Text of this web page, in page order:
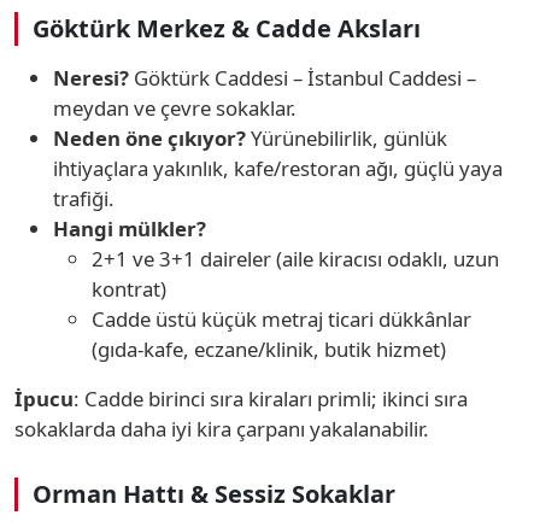
Göktürk Merkez & Cadde Aksları
Neresi? Göktürk Caddesi – İstanbul Caddesi –
meydan ve çevre sokaklar.
Neden öne çıkıyor?Yürünebilirlik, günlük
ihtiyaçlara yakınlık, kafe/restoran ağı, güçlü yaya
trafiği.
Hangi mülkler?
2+1 ve 3+1 daireler (aile kiracısı odaklı, uzun
kontrat)
Cadde üstü küçük metraj ticari dükkânlar
(gıda-kafe, eczane/klinik, butik hizmet)
İpucu: Cadde birinci sıra kiraları primli; ikinci sıra
sokaklarda daha iyi kira çarpanı yakalanabilir.
Orman Hattı & Sessiz Sokaklar